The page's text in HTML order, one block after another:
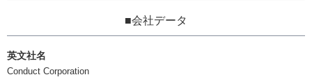
■会社データ
英文社名
Conduct Corporation